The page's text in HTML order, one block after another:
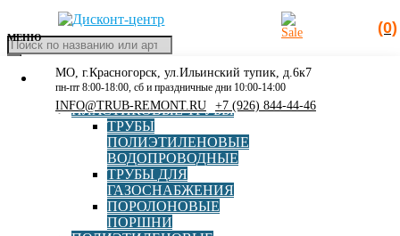
(0)
Поиск
товаров
МЕНЮ
КАТАЛОГ
РАСПРОДАЖА
ПЛАСТИКОВЫЕ ТРУБЫ
ТРУБЫ
ПОЛИЭТИЛЕНОВЫЕ
ВОДОПРОВОДНЫЕ
ТРУБЫ ДЛЯ
ГАЗОСНАБЖЕНИЯ
ПОРОЛОНОВЫЕ
ПОРШНИ
МО, г.Красногорск, ул.Ильинский тупик, д.6к7
пн-пт 8:00-18:00, сб и праздничные дни 10:00-14:00
INFO@TRUB-REMONT.RU +7 (926) 844-44-46
Главная »Каталог» Полиэтиленовые фитинги
фитинги (СПИГОТ) »Отвод 90° ПЭ100 SDR11 d315
СПИГОТ (Полипластик)
Отвод 90° ПЭ100 SDR11 d315